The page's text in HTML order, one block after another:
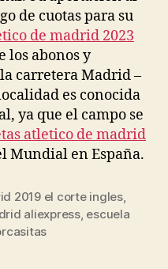
de cuotas para su
de madrid 2023
los abonos y
carretera Madrid –
es conocida
ya que el campo se
atletico de madrid
Mundial en España.
2019 el corte ingles,
aliexpress, escuela